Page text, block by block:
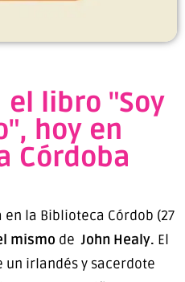
el libro "Soy
hoy en
Córdoba
en la Biblioteca Córdob (27
mismo deJohn Healy. El
un irlandés y sacerdote